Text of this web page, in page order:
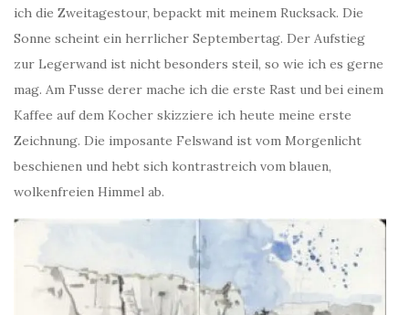
ich die Zweitagestour, bepackt mit meinem Rucksack. Die
Sonne scheint ein herrlicher Septembertag. Der Aufstieg
zur Legerwand ist nicht besonders steil, so wie ich es gerne
mag. Am Fusse derer mache ich die erste Rast und bei einem
Kaffee auf dem Kocher skizziere ich heute meine erste
Zeichnung. Die imposante Felswand ist vom Morgenlicht
beschienen und hebt sich kontrastreich vom blauen,
wolkenfreien Himmel ab.